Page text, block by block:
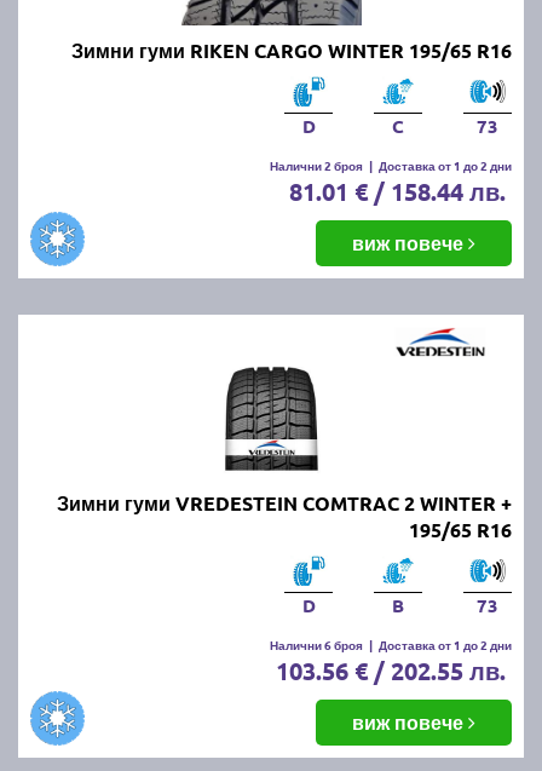
Зимни гуми RIKEN CARGO WINTER 195/65 R16
D C 73
Налични 2 броя | Доставка от 1 до 2 дни
81.01 € / 158.44 лв.
виж повече
Зимни гуми VREDESTEIN COMTRAC 2 WINTER +
195/65 R16
D B 73
Налични 6 броя | Доставка от 1 до 2 дни
103.56 € / 202.55 лв.
виж повече